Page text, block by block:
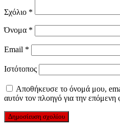
Σχόλιο *
Όνομα *
Email *
Ιστότοπος
Αποθήκευσε το όνομά μου,
αυτόν τον πλοηγό για την